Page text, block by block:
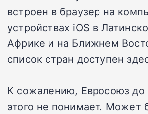
встроен в браузер на
устройствах iOS в
Африке и на Ближнем
список стран доступен
К сожалению, Евросоюз до
этого не понимает. Может